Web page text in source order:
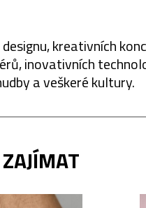
kreativních
inovativních
a veškeré kultury.